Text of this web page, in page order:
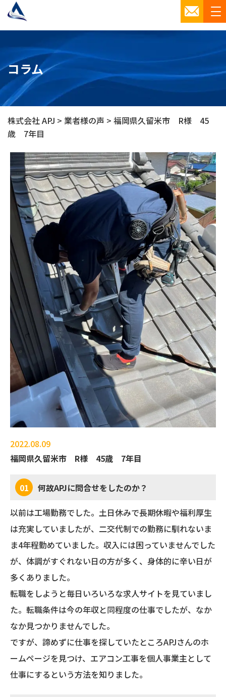
コラム
株式会社 APJ > 業者様の声 > 福岡県久留米市 R様 45
歳 7年目
2022.08.09
福岡県久留米市 R様 45歳 7年目
01 何故APJに問合せをしたのか？
以前は工場勤務でした。土日休みで長期休暇や福利厚生
は充実していましたが、二交代制での勤務に馴れないま
ま4年程勤めていました。収入には困っていませんでした
が、体調がすぐれない日の方が多く、身体的に辛い日が
多くありました。
転職をしようと毎日いろいろな求人サイトを見ていまし
た。転職条件は今の年収と同程度の仕事でしたが、なか
なか見つかりませんでした。
ですが、諦めずに仕事を探していたところAPJさんのホ
ームページを見つけ、エアコン工事を個人事業主として
仕事にするという方法を知りました。